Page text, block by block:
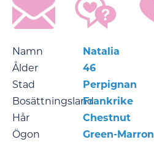
Namn
Natalia
Ålder
46
Stad
Perpignan
BosättningslandFrankrike
Hår
Chestnut
Ögon
Green-Marron